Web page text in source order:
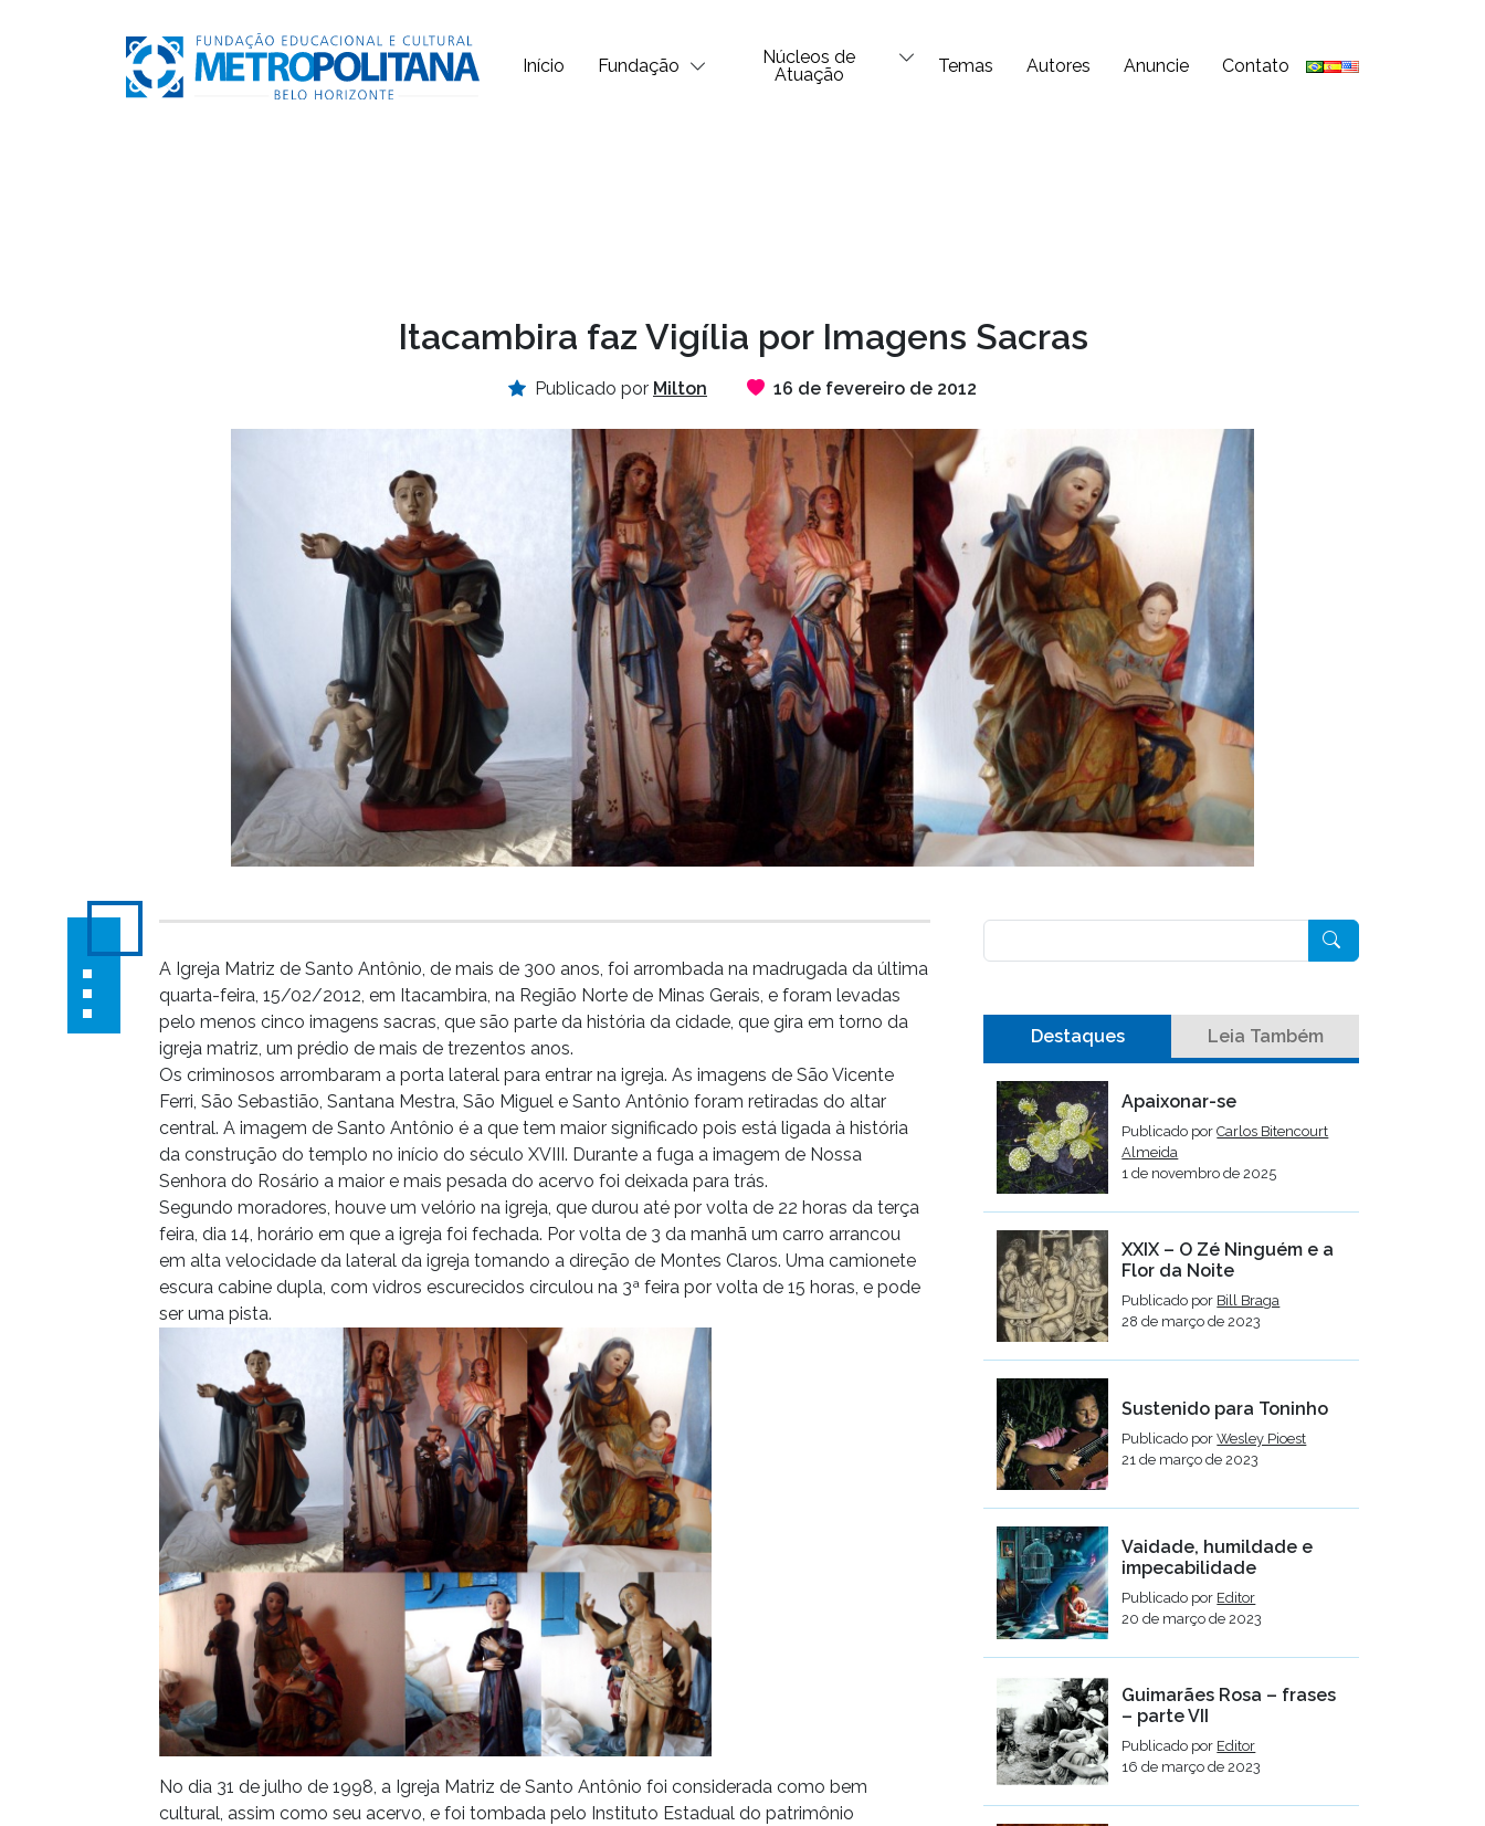
Início Fundação
Núcleos de
Atuação
Temas Autores Anuncie Contato
Itacambira faz Vigília por Imagens Sacras
Publicado por Milton 16 de fevereiro de 2012
A Igreja Matriz de Santo Antônio, de mais de 300 anos, foi arrombada na madrugada da última
quarta-feira, 15/02/2012, em Itacambira, na Região Norte de Minas Gerais, e foram levadas
pelo menos cinco imagens sacras, que são parte da história da cidade, que gira em torno da
igreja matriz, um prédio de mais de trezentos anos.
Os criminosos arrombaram a porta lateral para entrar na igreja. As imagens de São Vicente
Ferri, São Sebastião, Santana Mestra, São Miguel e Santo Antônio foram retiradas do altar
central. A imagem de Santo Antônio é a que tem maior significado pois está ligada à história
da construção do templo no início do século XVIII. Durante a fuga a imagem de Nossa
Senhora do Rosário a maior e mais pesada do acervo foi deixada para trás.
Segundo moradores, houve um velório na igreja, que durou até por volta de 22 horas da terça
feira, dia 14, horário em que a igreja foi fechada. Por volta de 3 da manhã um carro arrancou
em alta velocidade da lateral da igreja tomando a direção de Montes Claros. Uma camionete
escura cabine dupla, com vidros escurecidos circulou na 3ª feira por volta de 15 horas, e pode
ser uma pista.
No dia 31 de julho de 1998, a Igreja Matriz de Santo Antônio foi considerada como bem
cultural, assim como seu acervo, e foi tombada pelo Instituto Estadual do patrimônio
Destaques Leia Também
Apaixonar-se
Publicado porCarlos Bitencourt
Almeida
1 de novembro de 2025
XXIX – O Zé Ninguém e a
Flor da Noite
Publicado por Bill Braga
28 de março de 2023
Sustenido para Toninho
Publicado porWesley Pioest
21 de março de 2023
Vaidade, humildade e
impecabilidade
Publicado por Editor
20 de março de 2023
Guimarães Rosa – frases
– parte VII
Publicado por Editor
16 de março de 2023